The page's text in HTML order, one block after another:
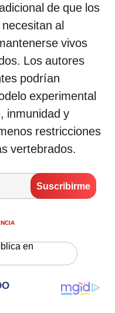
de que los
al
vivos
Los autores
podrían
experimental
inmunidad y
restricciones
vertebrados.
en